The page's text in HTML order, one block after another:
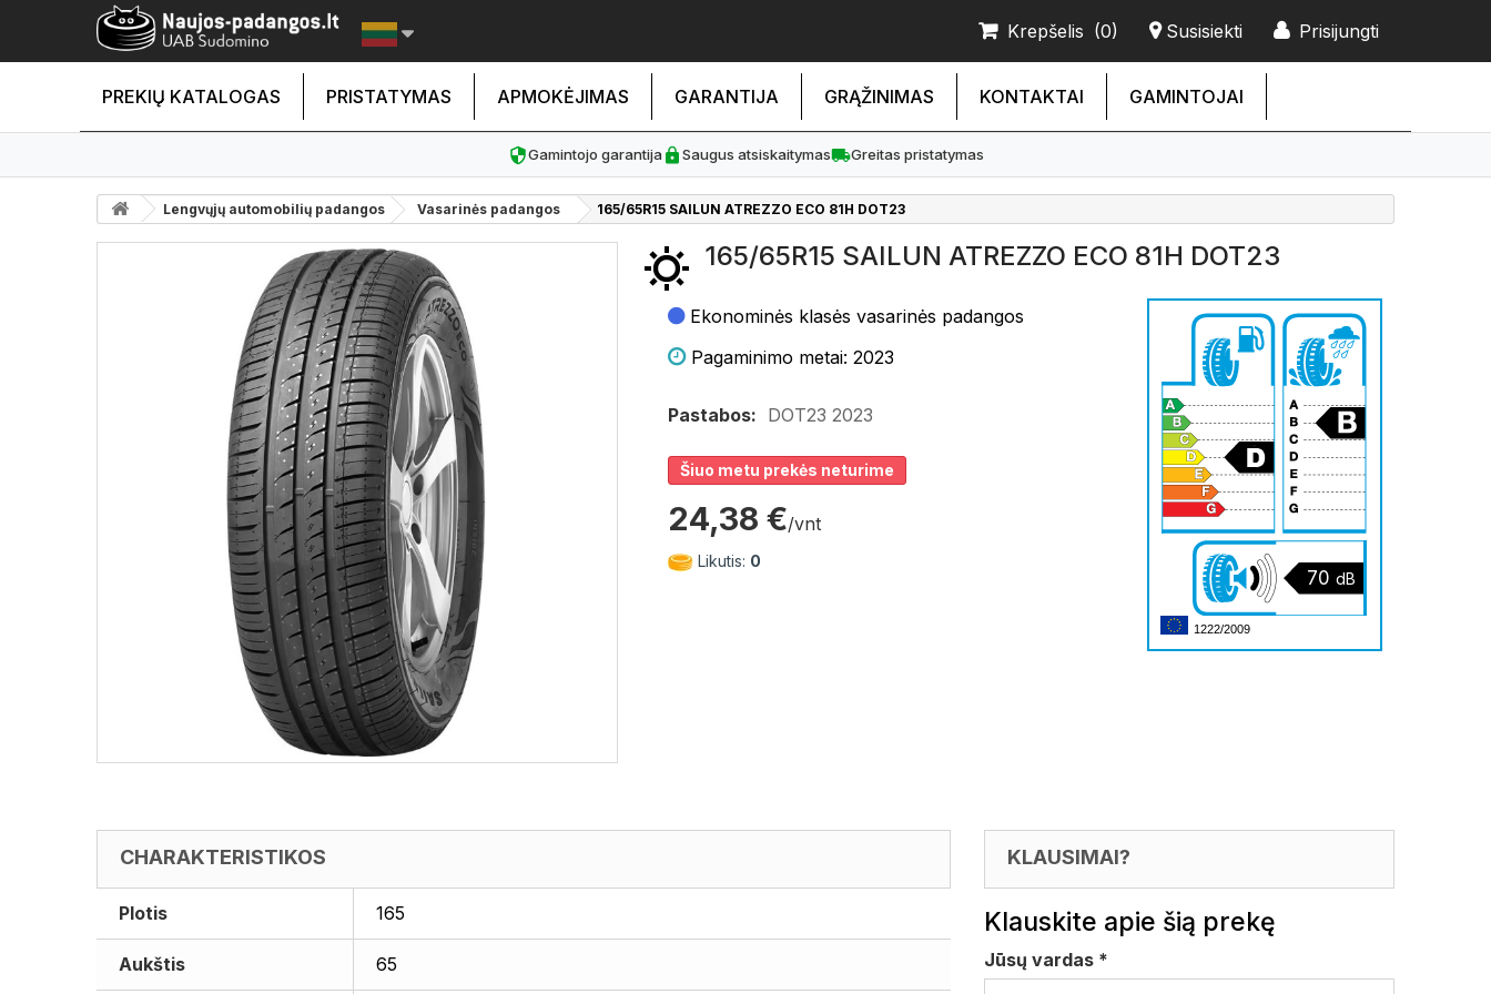
Prisijungti
Susisiekti
Krepšelis (0)
PREKIŲ KATALOGAS PRISTATYMAS APMOKĖJIMAS GARANTIJA GRĄŽINIMAS KONTAKTAI GAMINTOJAI
Gamintojo garantija Saugus atsiskaitymas Greitas pristatymas
Lengvųjų automobilių padangos Vasarinės padangos 165/65R15 SAILUN ATREZZO ECO 81H DOT23
165/65R15 SAILUN ATREZZO ECO 81H DOT23
Ekonominės klasės vasarinės padangos
Pagaminimo metai: 2023
Pastabos: DOT23 2023
Šiuo metu prekės neturime
24,38 €/vnt
Likutis: 0
70 dB
1222/2009
CHARAKTERISTIKOS
Plotis 165
Aukštis 65
KLAUSIMAI?
Klauskite apie šią prekę
Jūsų vardas *